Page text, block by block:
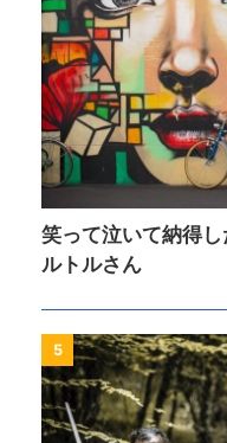
笑って泣いて納得
ルトルさん
5